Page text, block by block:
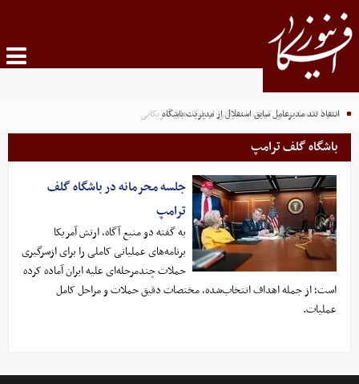
انتقاد تند مدیرعامل سابق استقلال از مدیریت باشگاه
سقوط اقتصاد نفتی کویت با میزبانی از پایگاه‌های آمریکایی
باشگاه گلف ترامپ
جلسه محرمانه در باشگاه گلف
ترامپ
به گفته دو منبع آگاه، ارتش آمریکا
برنامه‌های عملیاتی کاملی را برای ازسرگیری
حملات چندمرحله‌ای علیه ایران آماده کرده
است؛ از جمله اهداف انتخاب‌شده، مختصات دقیق حملات و مراحل کامل
عملیات.